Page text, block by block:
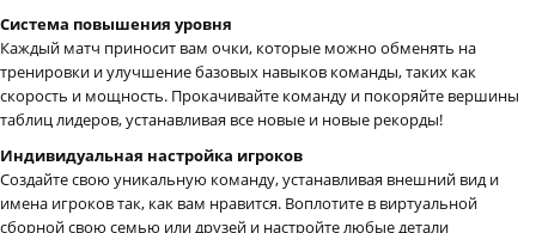
Система повышения уровня
Каждый матч приносит вам очки, которые можно обменять на
тренировки и улучшение базовых навыков команды, таких как
скорость и мощность. Прокачивайте команду и покоряйте вершины
таблиц лидеров, устанавливая все новые и новые рекорды!
Индивидуальная настройка игроков
Создайте свою уникальную команду, устанавливая внешний вид и
имена игроков так, как вам нравится. Воплотите в виртуальной
сборной свою семью или друзей и настройте любые детали